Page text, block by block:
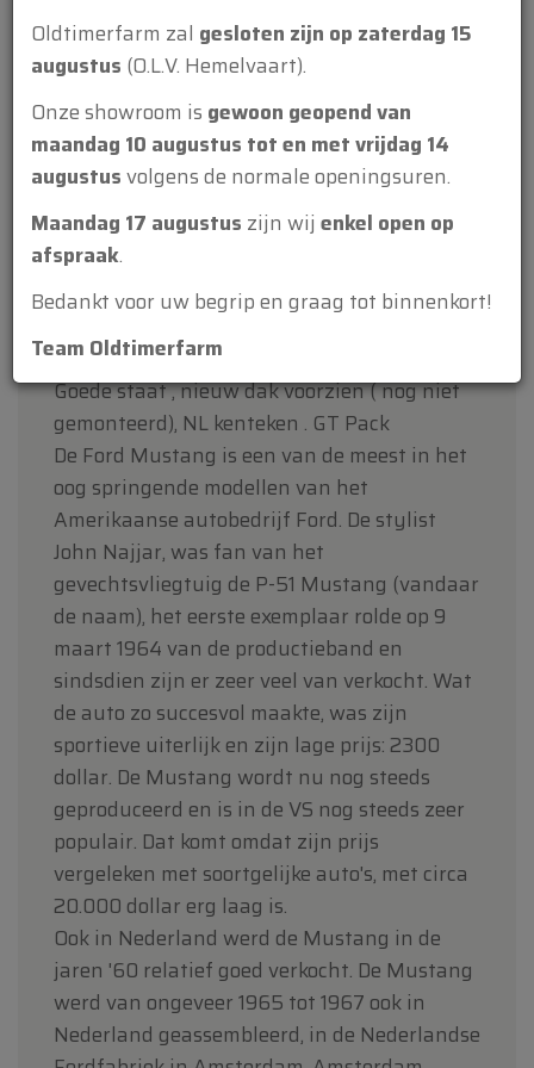
1965
4728
Versnellingen
Stuur
links gestuurd
Goede staat , nieuw dak voorzien ( nog niet
gemonteerd), NL kenteken . GT Pack
De Ford Mustang is een van de meest in het
oog springende modellen van het
Amerikaanse autobedrijf Ford. De stylist
John Najjar, was fan van het
gevechtsvliegtuig de P-51 Mustang (vandaar
de naam), het eerste exemplaar rolde op 9
maart 1964 van de productieband en
sindsdien zijn er zeer veel van verkocht. Wat
de auto zo succesvol maakte, was zijn
sportieve uiterlijk en zijn lage prijs: 2300
dollar. De Mustang wordt nu nog steeds
geproduceerd en is in de VS nog steeds zeer
populair. Dat komt omdat zijn prijs
vergeleken met soortgelijke auto's, met circa
20.000 dollar erg laag is.
Ook in Nederland werd de Mustang in de
jaren '60 relatief goed verkocht. De Mustang
werd van ongeveer 1965 tot 1967 ook in
Nederland geassembleerd, in de Nederlandse
Oldtimerfarm zal gesloten zijn op zaterdag 15
augustus (O.L.V. Hemelvaart).
Onze showroom is gewoon geopend van
maandag 10 augustus tot en met vrijdag 14
augustusvolgens de normale openingsuren.
Maandag 17 augustus zijn wij enkel open op
afspraak.
Bedankt voor uw begrip en graag tot binnenkort!
Team Oldtimerfarm